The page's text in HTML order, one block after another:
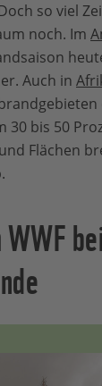
so viel
noch. Im
Auch in
30 bis 50
Flächen